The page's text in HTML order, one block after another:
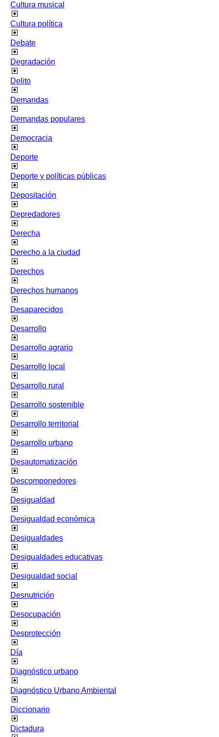
Cultura musical
Cultura política
Debate
Degradación
Delito
Demandas
Demandas populares
Democracia
Deporte
Deporte y políticas públicas
Depositación
Depredadores
Derecha
Derecho a la ciudad
Derechos
Derechos humanos
Desaparecidos
Desarrollo
Desarrollo agrario
Desarrollo local
Desarrollo rural
Desarrollo sostenible
Desarrollo territorial
Desarrollo urbano
Desautomatización
Descomponedores
Desigualdad
Desigualdad económica
Desigualdades
Desigualdades educativas
Desigualdad social
Desnutrición
Desocupación
Desprotección
Día
Diagnóstico urbano
Diagnóstico Urbano Ambiental
Diccionario
Dictadura